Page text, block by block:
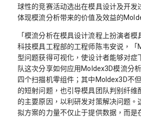
球性的竞赛活动选出在模具设计及开发
体现模流分析带来的价值及效益的
「模流分析在模具设计流程上扮演者
科技模具工程部的工程师陈韦安说，「
型问题获得可视化，使设计者能够对症
队这次分享如何应用Moldex3D模流分
四个扫描机零组件；其中Moldex3D不
的短射问题，也引导模具团队判别纤维
的主要原因，以利研发对策解决问题。
拟方案的力量不仅止于提供数据，而是